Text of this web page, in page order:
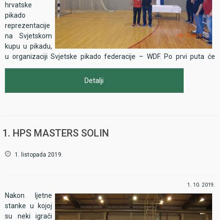
hrvatske
pikado
reprezentacije
na Svjetskom
kupu u pikadu,
u organizaciji Svjetske pikado federacije – WDF. Po prvi puta će
hrvatska reprezentacija odmjeriti snage s najjačim
reprezentacijama svijeta, u svom prvom nastupu borba u skupini
održati generalna skupština Svjetske pikado federacije, a gdje će po
prvi puta biti predstavljena Hrvatska. U večernjem terminu istoga
dana je službena ceremonija otvorenja Svjetskoga kupa.
U utorak 8. 10. 2019. na rasporedu je pojedinačno natjecanje u
Detalji
1. HPS MASTERS SOLIN
1. listopada 2019.
1. 10. 2019.
Nakon ljetne
stanke u kojoj
su neki igrači